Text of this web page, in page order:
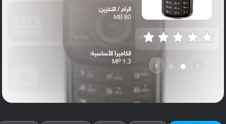
‹
›
الرام / التخزين:
80 MB
الكاميرا الأساسية:
1.3 MP